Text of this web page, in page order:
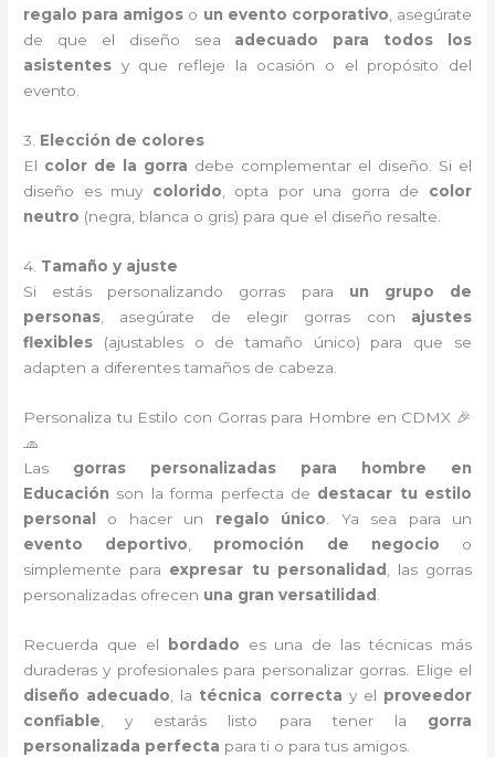
regalo para amigos o un evento corporativo, asegúrate
de que el diseño sea adecuado para todos los
asistentes y que refleje la ocasión o el propósito del
evento.
3. Elección de colores
El color de la gorra debe complementar el diseño. Si el
diseño es muy colorido , opta por una gorra de color
neutro (negra, blanca o gris) para que el diseño resalte.
4. Tamaño y ajuste
Si estás personalizando gorras para un grupo de
personas , asegúrate de elegir gorras con ajustes
flexibles (ajustables o de tamaño único) para que se
adapten a diferentes tamaños de cabeza.
Personaliza tu Estilo con Gorras para Hombre en CDMX 🎉
🧢
Las gorras personalizadas para hombre en
Educación son la forma perfecta de destacar tu estilo
personal
o hacer un regalo único . Ya sea para un
evento deportivo
promoción de negocio o
simplemente para expresar tu personalidad
, las gorras
personalizadas ofrecen una gran versatilidad
Recuerda que el bordado es una de las técnicas más
duraderas y profesionales para personalizar gorras. Elige el
diseño adecuado , la técnica correcta y el proveedor
confiable , y estarás listo para tener la gorra
personalizada perfecta para ti o para tus amigos.